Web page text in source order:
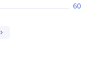
60